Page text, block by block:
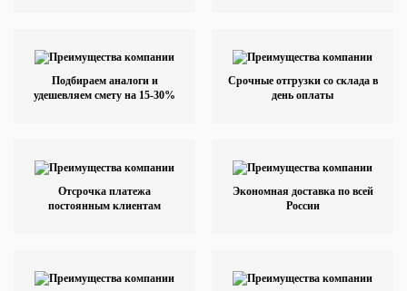
Подбираем аналоги и
удешевляем смету на 15-30%
Срочные отгрузки со склада в
день оплаты
Отсрочка платежа
постоянным клиентам
Экономная доставка по всей
России